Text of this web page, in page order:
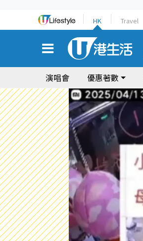
HK Travel
演唱會 優惠著數